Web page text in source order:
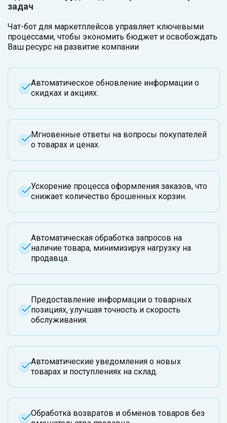
задач
Чат-бот для маркетплейсов управляет ключевыми
процессами, чтобы экономить бюджет и освобождать
Ваш ресурс на развитие компании
Автоматическое обновление информации о
скидках и акциях.
Мгновенные ответы на вопросы покупателей
о товарах и ценах.
Ускорение процесса оформления заказов, что
снижает количество брошенных корзин.
Автоматическая обработка запросов на
наличие товара, минимизируя нагрузку на
продавца.
Предоставление информации о товарных
позициях, улучшая точность и скорость
обслуживания.
Автоматические уведомления о новых
товарах и поступлениях на склад.
Обработка возвратов и обменов товаров без